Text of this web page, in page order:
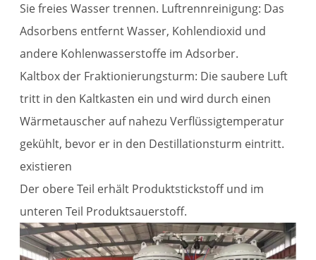
Sie freies Wasser trennen. Luftrennreinigung: Das
Adsorbens entfernt Wasser, Kohlendioxid und
andere Kohlenwasserstoffe im Adsorber.
Kaltbox der Fraktionierungsturm: Die saubere Luft
tritt in den Kaltkasten ein und wird durch einen
Wärmetauscher auf nahezu Verflüssigtemperatur
gekühlt, bevor er in den Destillationsturm eintritt.
existieren
Der obere Teil erhält Produktstickstoff und im
unteren Teil Produktsauerstoff.